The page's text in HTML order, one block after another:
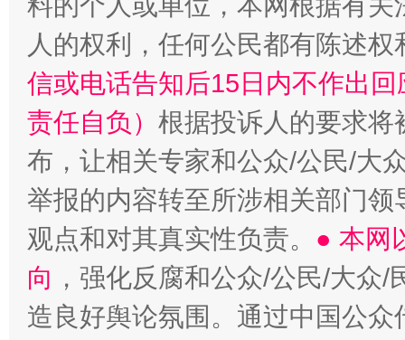
人的权利，任何公民都有陈述
信或电话告知后15日内不作出
责任自负） 根据投诉人的要求将
布，让相关专家和公众/公民/大
举报的内容转至所涉相关部门
观点和对其真实性负责。 ● 本网
向 ，强化反腐和公众/公民/大众
造良好舆论氛围。通过中国公